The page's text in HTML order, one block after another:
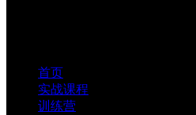
首页
实战课程
训练营